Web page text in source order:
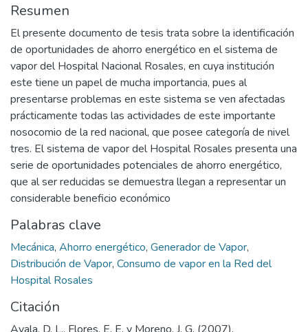
Resumen
El presente documento de tesis trata sobre la identificación
de oportunidades de ahorro energético en el sistema de
vapor del Hospital Nacional Rosales, en cuya institución
este tiene un papel de mucha importancia, pues al
presentarse problemas en este sistema se ven afectadas
prácticamente todas las actividades de este importante
nosocomio de la red nacional, que posee categoría de nivel
tres. El sistema de vapor del Hospital Rosales presenta una
serie de oportunidades potenciales de ahorro energético,
que al ser reducidas se demuestra llegan a representar un
considerable beneficio económico
Palabras clave
Mecánica, Ahorro energético, Generador de Vapor,
Distribución de Vapor, Consumo de vapor en la Red del
Hospital Rosales
Citación